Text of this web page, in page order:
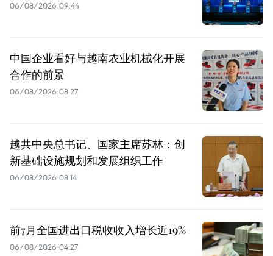
06/08/2026 09:44
中国企业看好与越南农业机械化开展
合作的前景
06/08/2026 08:27
越共中央总书记、国家主席苏林：创
新基础设施规划和发展组织工作
06/08/2026 08:14
前7月全国进出口税收收入增长近19%
06/08/2026 04:27